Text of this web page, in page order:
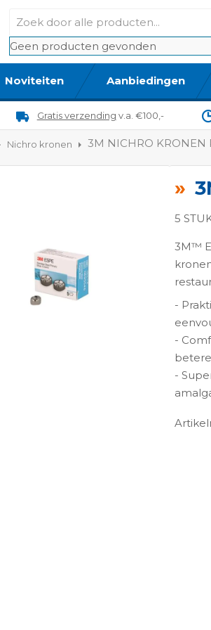
Geen producten gevonden
Noviteiten Aanbiedingen
Gratis verzending v.a. €100,-
Nichro kronen 3M NICHRO KRONEN
5
3M™
-
-
-